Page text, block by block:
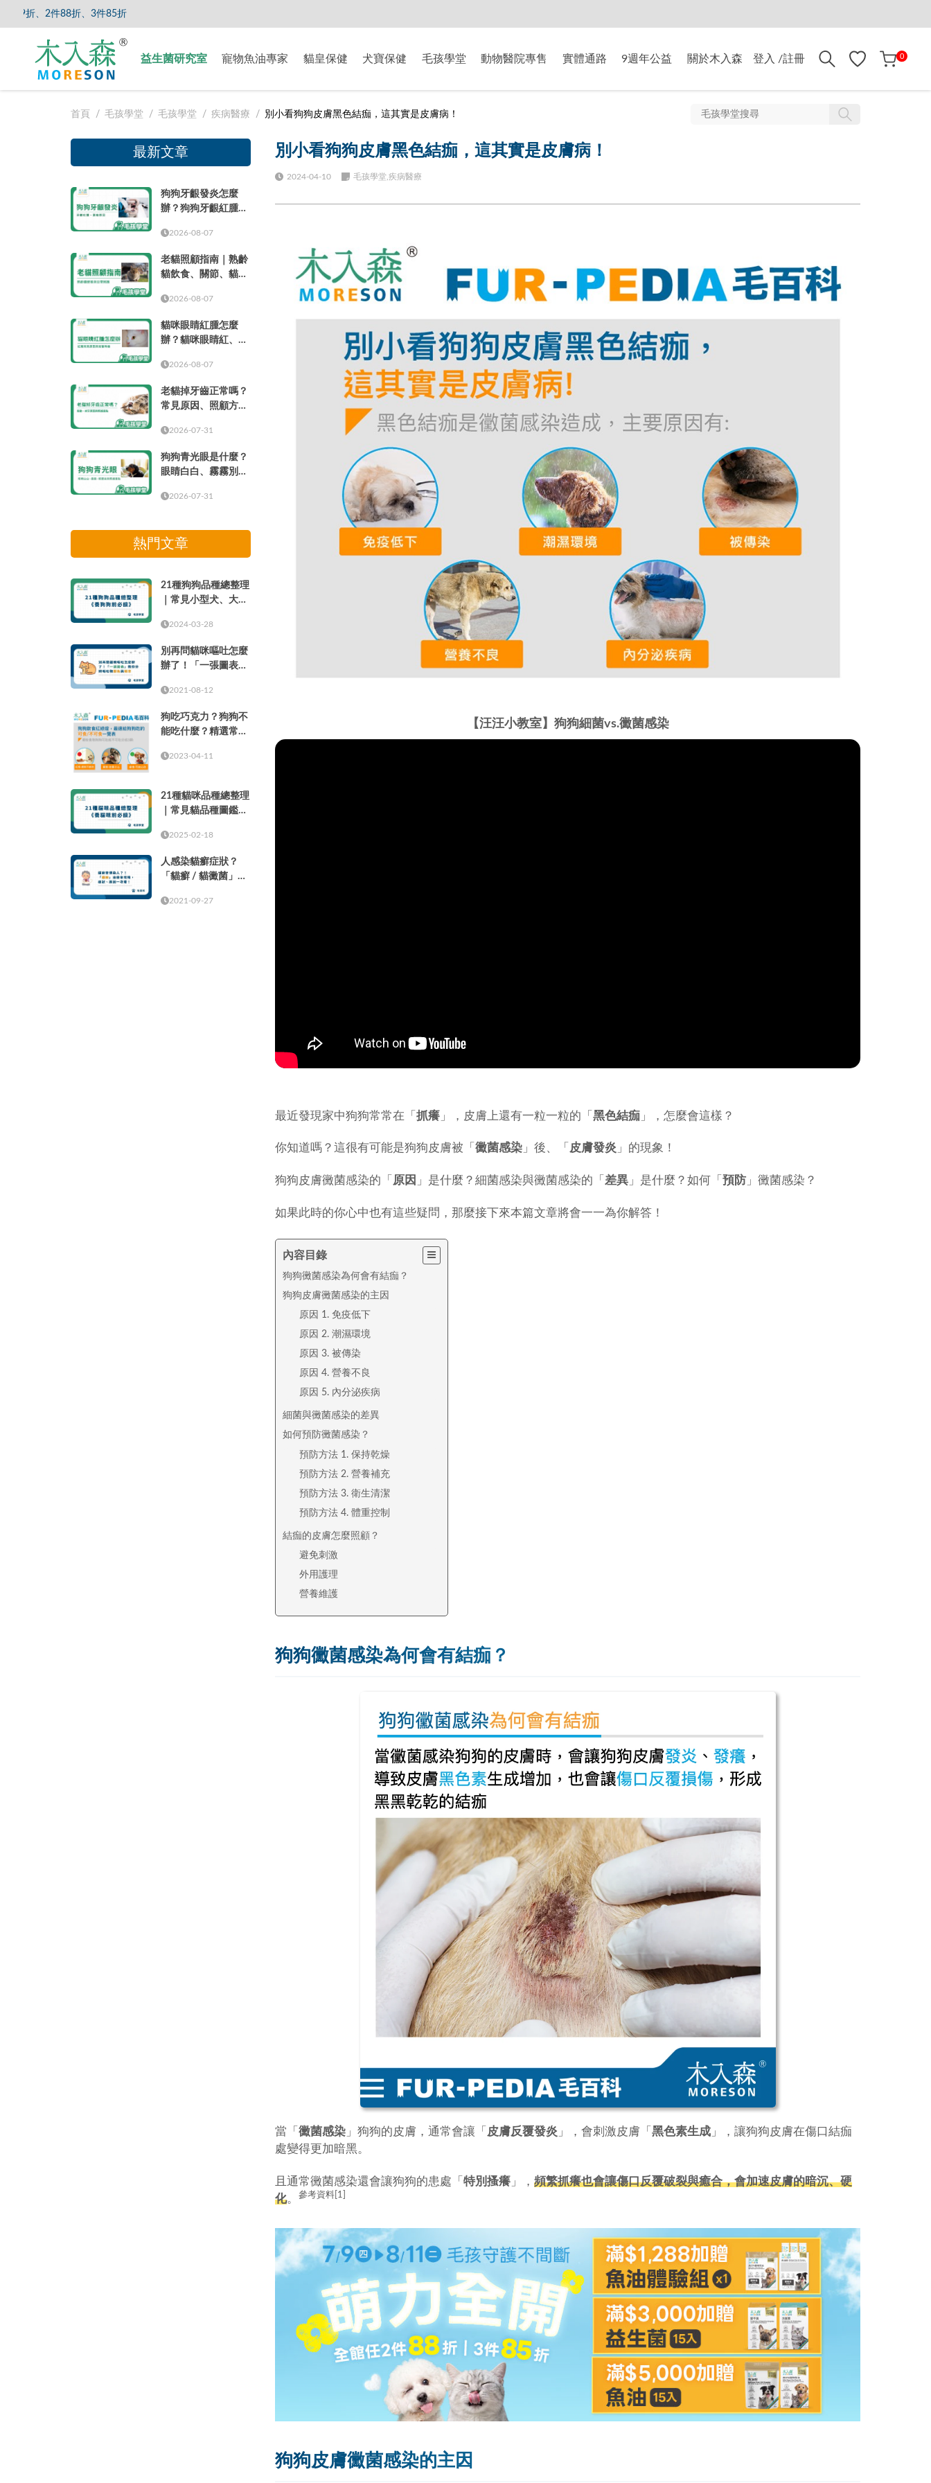
折、3件85折
益生菌研究室 寵物魚油專家 貓皇保健 犬寶保健 毛孩學堂 動物醫院專售 實體通路 9週年公益 關於木入森 登入 /註冊 0
首頁 毛孩學堂 毛孩學堂 疾病醫療 別小看狗狗皮膚黑色結痂，這其實是皮膚病！
別小看狗狗皮膚黑色結痂，這其實是皮膚病！
2024-04-10 毛孩學堂,疾病醫療
【汪汪小教室】狗狗細菌vs.黴菌感染
最近發現家中狗狗常常在「 抓癢 」，皮膚上還有一粒一粒的「 黑色結痂 」，怎麼會這樣？
你知道嗎？這很有可能是狗狗皮膚被「 黴菌感染 」後、「 皮膚發炎 」的現象！
狗狗皮膚黴菌感染的「 原因 」是什麼？細菌感染與黴菌感染的「 差異 」是什麼？如何「 預防 」黴菌感染？
如果此時的你心中也有這些疑問，那麼接下來本篇文章將會一一為你解答！
內容目錄
狗狗黴菌感染為何會有結痂？
狗狗皮膚黴菌感染的主因
原因 1. 免疫低下
原因 2. 潮濕環境
原因 3. 被傳染
原因 4. 營養不良
原因 5. 內分泌疾病
細菌與黴菌感染的差異
如何預防黴菌感染？
預防方法 1. 保持乾燥
預防方法 2. 營養補充
預防方法 3. 衛生清潔
預防方法 4. 體重控制
結痂的皮膚怎麼照顧？
避免刺激
外用護理
營養維護
狗狗黴菌感染為何會有結痂？
當「 黴菌感染 」狗狗的皮膚，通常會讓「 皮膚反覆發炎 」，會刺激皮膚「 黑色素生成 」，讓狗狗皮膚在傷口結痂
處變得更加暗黑。
且通常黴菌感染還會讓狗狗的患處「 特別搔癢 」， 頻繁抓癢也會讓傷口反覆破裂與癒合，會加速皮膚的暗沉、硬
化。 參考資料[1]
狗狗皮膚黴菌感染的主因
最新文章
狗狗牙齦發炎怎麼
辦？狗狗牙齦紅腫、
2026-08-07
老貓照顧指南｜熟齡
貓飲食、關節、貓砂
2026-08-07
貓咪眼睛紅腫怎麼
辦？貓咪眼睛紅、眼
2026-08-07
老貓掉牙齒正常嗎？
常見原因、照顧方式
2026-07-31
狗狗青光眼是什麼？
眼睛白白、霧霧別只
2026-07-31
熱門文章
21種狗狗品種總整理
｜常見小型犬、大型
2024-03-28
別再問貓咪嘔吐怎麼
辦了！「一張圖表」
與頻率
2021-08-12
狗吃巧克力？狗狗不
能吃什麼？精選常見
2023-04-11
21種貓咪品種總整理
｜常見貓品種圖鑑，
2025-02-18
人感染貓癬症狀？
「貓癬 / 貓黴菌」治
因一次看！
2021-09-27